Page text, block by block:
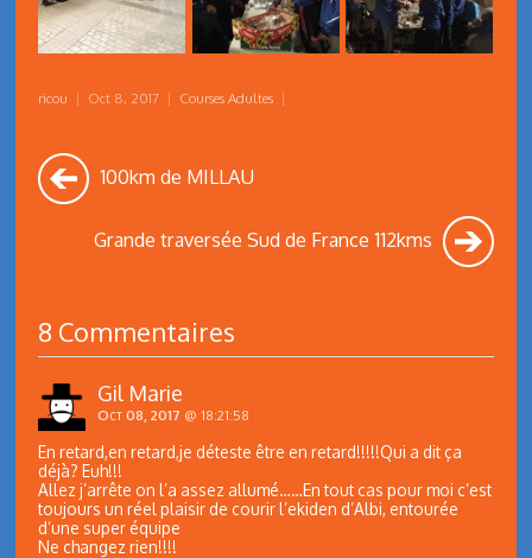
ricou | Oct 8, 2017 | Courses Adultes |
100km de MILLAU
Grande traversée Sud de France 112kms
8 Commentaires
Gil Marie
Oct 08, 2017 @ 18:21:58
En retard,en retard,je déteste être en retard!!!!!Qui a dit ça
déjà? Euh!!!
Allez j’arrête on l’a assez allumé……En tout cas pour moi c’est
toujours un réel plaisir de courir l’ekiden d’Albi, entourée
d’une super équipe
Ne changez rien!!!!